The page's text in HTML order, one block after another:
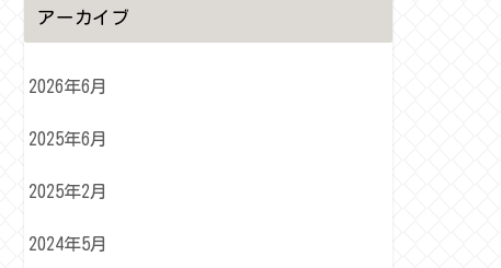
アーカイブ
2026年6月
2025年6月
2025年2月
2024年5月